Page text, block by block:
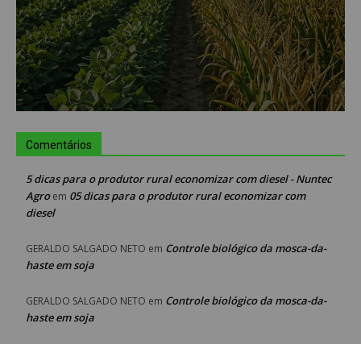
Comentários
5 dicas para o produtor rural economizar com diesel - Nuntec
Agroem 05 dicas para o produtor rural economizar com
diesel
GERALDO SALGADO NETO em Controle biológico da mosca-da-
haste em soja
GERALDO SALGADO NETO em Controle biológico da mosca-da-
haste em soja